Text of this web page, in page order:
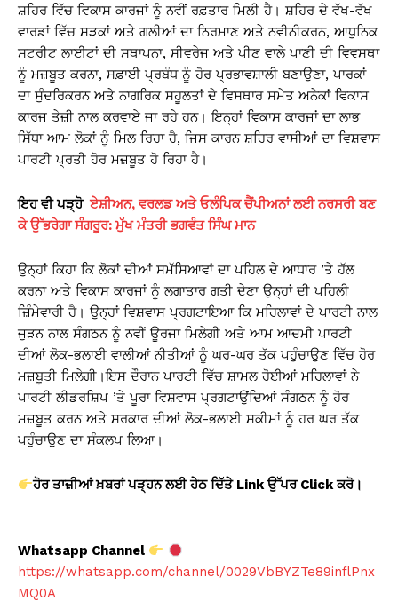
ਸ਼ਹਿਰ ਵਿੱਚ ਵਿਕਾਸ ਕਾਰਜਾਂ ਨੂੰ ਨਵੀਂ ਰਫ਼ਤਾਰ ਮਿਲੀ ਹੈ। ਸ਼ਹਿਰ ਦੇ ਵੱਖ-ਵੱਖ
ਵਾਰਡਾਂ ਵਿੱਚ ਸੜਕਾਂ ਅਤੇ ਗਲੀਆਂ ਦਾ ਨਿਰਮਾਣ ਅਤੇ ਨਵੀਨੀਕਰਨ, ਆਧੁਨਿਕ
ਸਟਰੀਟ ਲਾਈਟਾਂ ਦੀ ਸਥਾਪਨਾ, ਸੀਵਰੇਜ ਅਤੇ ਪੀਣ ਵਾਲੇ ਪਾਣੀ ਦੀ ਵਿਵਸਥਾ
ਨੂੰ ਮਜ਼ਬੂਤ ਕਰਨਾ, ਸਫ਼ਾਈ ਪ੍ਰਬੰਧ ਨੂੰ ਹੋਰ ਪ੍ਰਭਾਵਸ਼ਾਲੀ ਬਣਾਉਣਾ, ਪਾਰਕਾਂ
ਦਾ ਸੁੰਦਰਿਕਰਨ ਅਤੇ ਨਾਗਰਿਕ ਸਹੂਲਤਾਂ ਦੇ ਵਿਸਥਾਰ ਸਮੇਤ ਅਨੇਕਾਂ ਵਿਕਾਸ
ਕਾਰਜ ਤੇਜ਼ੀ ਨਾਲ ਕਰਵਾਏ ਜਾ ਰਹੇ ਹਨ। ਇਨ੍ਹਾਂ ਵਿਕਾਸ ਕਾਰਜਾਂ ਦਾ ਲਾਭ
ਸਿੱਧਾ ਆਮ ਲੋਕਾਂ ਨੂੰ ਮਿਲ ਰਿਹਾ ਹੈ, ਜਿਸ ਕਾਰਨ ਸ਼ਹਿਰ ਵਾਸੀਆਂ ਦਾ ਵਿਸ਼ਵਾਸ
ਪਾਰਟੀ ਪ੍ਰਤੀ ਹੋਰ ਮਜ਼ਬੂਤ ਹੋ ਰਿਹਾ ਹੈ।
ਇਹ ਵੀ ਪੜ੍ਹੋਏਸ਼ੀਅਨ, ਵਰਲਡ ਅਤੇ ਓਲੰਪਿਕ ਚੈਂਪੀਅਨਾਂ ਲਈ ਨਰਸਰੀ ਬਣ
ਕੇ ਉੱਭਰੇਗਾ ਸੰਗਰੂਰ: ਮੁੱਖ ਮੰਤਰੀ ਭਗਵੰਤ ਸਿੰਘ ਮਾਨ
ਉਨ੍ਹਾਂ ਕਿਹਾ ਕਿ ਲੋਕਾਂ ਦੀਆਂ ਸਮੱਸਿਆਵਾਂ ਦਾ ਪਹਿਲ ਦੇ ਆਧਾਰ ’ਤੇ ਹੱਲ
ਕਰਨਾ ਅਤੇ ਵਿਕਾਸ ਕਾਰਜਾਂ ਨੂੰ ਲਗਾਤਾਰ ਗਤੀ ਦੇਣਾ ਉਨ੍ਹਾਂ ਦੀ ਪਹਿਲੀ
ਜ਼ਿੰਮੇਵਾਰੀ ਹੈ। ਉਨ੍ਹਾਂ ਵਿਸ਼ਵਾਸ ਪ੍ਰਗਟਾਇਆ ਕਿ ਮਹਿਲਾਵਾਂ ਦੇ ਪਾਰਟੀ ਨਾਲ
ਜੁੜਨ ਨਾਲ ਸੰਗਠਨ ਨੂੰ ਨਵੀਂ ਊਰਜਾ ਮਿਲੇਗੀ ਅਤੇ ਆਮ ਆਦਮੀ ਪਾਰਟੀ
ਦੀਆਂ ਲੋਕ-ਭਲਾਈ ਵਾਲੀਆਂ ਨੀਤੀਆਂ ਨੂੰ ਘਰ-ਘਰ ਤੱਕ ਪਹੁੰਚਾਉਣ ਵਿੱਚ ਹੋਰ
ਮਜ਼ਬੂਤੀ ਮਿਲੇਗੀ।ਇਸ ਦੌਰਾਨ ਪਾਰਟੀ ਵਿੱਚ ਸ਼ਾਮਲ ਹੋਈਆਂ ਮਹਿਲਾਵਾਂ ਨੇ
ਪਾਰਟੀ ਲੀਡਰਸ਼ਿਪ ’ਤੇ ਪੂਰਾ ਵਿਸ਼ਵਾਸ ਪ੍ਰਗਟਾਉਂਦਿਆਂ ਸੰਗਠਨ ਨੂੰ ਹੋਰ
ਮਜ਼ਬੂਤ ਕਰਨ ਅਤੇ ਸਰਕਾਰ ਦੀਆਂ ਲੋਕ-ਭਲਾਈ ਸਕੀਮਾਂ ਨੂੰ ਹਰ ਘਰ ਤੱਕ
ਪਹੁੰਚਾਉਣ ਦਾ ਸੰਕਲਪ ਲਿਆ।
ਹੋਰ ਤਾਜ਼ੀਆਂ ਖ਼ਬਰਾਂ ਪੜ੍ਹਨ ਲਈ ਹੇਠ ਦਿੱਤੇ Linkਉੱਪਰ Clickਕਰੋ।
Whatsapp Channel
https://whatsapp.com/channel/0029VbBYZTe89inflPnx
MQ0A